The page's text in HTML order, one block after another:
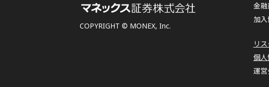
COPYRIGHT © MONEX, Inc.
金
リ
個